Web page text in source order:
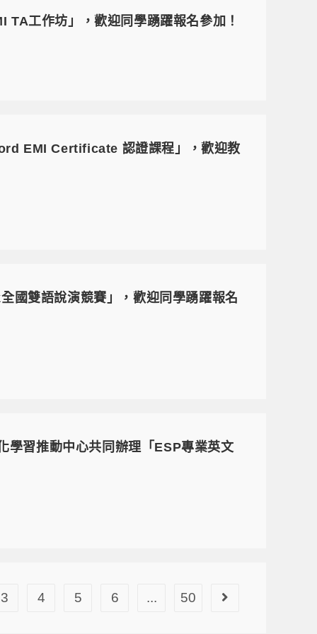
工作坊」，歡迎同學踴躍報名參加！
EMI Certificate 認證課程」，歡迎教
國雙語說演競賽」，歡迎同學踴躍報名
學習推動中心共同辦理「ESP專業英文
3 4 5 6 ... 50